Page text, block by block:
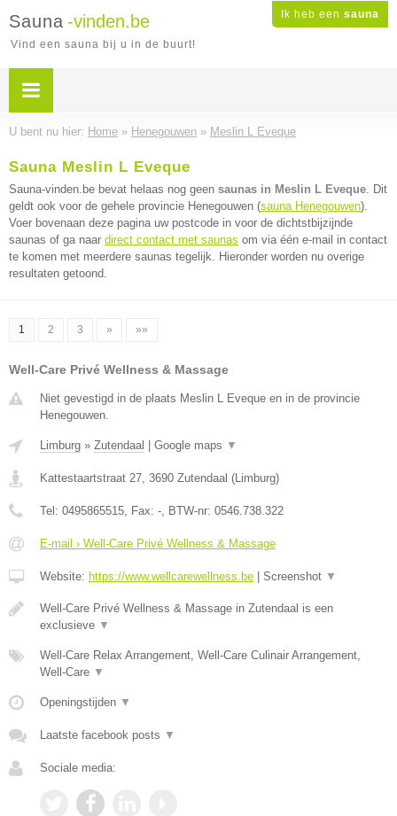
Ik heb een sauna
Sauna -vinden.be
Vind een sauna bij u in de buurt!
U bent nu hier: Home » Henegouwen » Meslin L Eveque
Sauna Meslin L Eveque
Sauna-vinden.be bevat helaas nog geen saunas in Meslin L Eveque. Dit
geldt ook voor de gehele provincie Henegouwen (sauna Henegouwen).
Voer bovenaan deze pagina uw postcode in voor de dichtstbijzijnde
saunas of ga naar direct contact met saunas om via één e-mail in contact
te komen met meerdere saunas tegelijk. Hieronder worden nu overige
resultaten getoond.
1 2 3 » »»
Well-Care Privé Wellness & Massage
Niet gevestigd in de plaats Meslin L Eveque en in de provincie
Henegouwen.
Limburg » Zutendaal Google maps ▼
Kattestaartstraat 27, 3690 Zutendaal (Limburg)
Tel: 0495865515, Fax: -, BTW-nr: 0546.738.322
E-mail › Well-Care Privé Wellness & Massage
Website: https://www.wellcarewellness.be Screenshot ▼
Well-Care Privé Wellness & Massage in Zutendaal is een
exclusieve ▼
Well-Care Relax Arrangement, Well-Care Culinair Arrangement,
Well-Care ▼
Openingstijden ▼
Laatste facebook posts ▼
Sociale media: